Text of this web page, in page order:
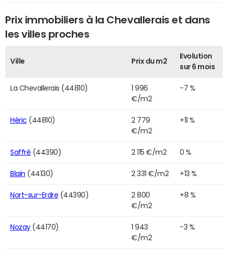
Prix immobiliers à la Chevallerais et dans
les villes proches
Ville Prix du m2
Evolution
sur 6 mois
La Chevallerais (44810)
1 996
€/m2
-7 %
Héric (44810)
2 779
€/m2
+11 %
Saffré (44390) 2 115 €/m2 0 %
Blain (44130) 2 331 €/m2 +13 %
Nort-sur-Erdre (44390)
2 800
€/m2
+8 %
Nozay(44170)
1 943
€/m2
-3 %